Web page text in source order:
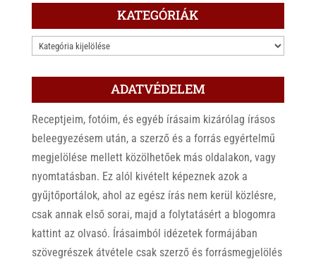
KATEGÓRIÁK
KATEGÓRIÁK
ADATVÉDELEM
Receptjeim, fotóim, és egyéb írásaim kizárólag írásos
beleegyezésem után, a szerző és a forrás egyértelmű
megjelölése mellett közölhetőek más oldalakon, vagy
nyomtatásban. Ez alól kivételt képeznek azok a
gyűjtőportálok, ahol az egész írás nem kerül közlésre,
csak annak első sorai, majd a folytatásért a blogomra
kattint az olvasó. Írásaimból idézetek formájában
szövegrészek átvétele csak szerző és forrásmegjelölés